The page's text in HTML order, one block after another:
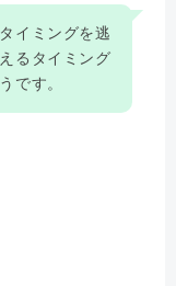
イミングを逃
るタイミング
です。